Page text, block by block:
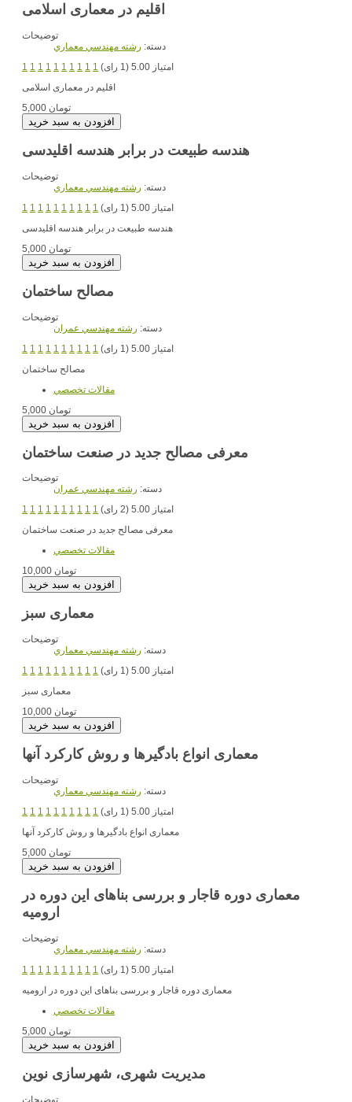
اقلیم در معماری اسلامی
توضیحات
دسته: رشته مهندسي معماري
1 1 1 1 1 1 1 1 1 1
امتیاز 5.00 (1 رای)
5,000 تومان
هندسه طبیعت در برابر هندسه اقلیدسی
توضیحات
دسته: رشته مهندسي معماري
1 1 1 1 1 1 1 1 1 1
امتیاز 5.00 (1 رای)
هندسه طبیعت در برابر هندسه اقلیدسی
5,000 تومان
مصالح ساختمان
توضیحات
دسته: رشته مهندسي عمران
1 1 1 1 1 1 1 1 1 1
امتیاز 5.00 (1 رای)
مقالات تخصصي
5,000 تومان
معرفی مصالح جدید در صنعت ساختمان
توضیحات
دسته: رشته مهندسي عمران
1 1 1 1 1 1 1 1 1 1
امتیاز 5.00 (2 رای)
مقالات تخصصي
10,000 تومان
معماری سبز
توضیحات
دسته: رشته مهندسي معماري
1 1 1 1 1 1 1 1 1 1
امتیاز 5.00 (1 رای)
معماری سبز
10,000 تومان
معماری انواع بادگیرها و روش کارکرد آنها
توضیحات
دسته: رشته مهندسي معماري
1 1 1 1 1 1 1 1 1 1
امتیاز 5.00 (1 رای)
5,000 تومان
معماری دوره قاجار و بررسی بناهای این دوره در
ارومیه
توضیحات
دسته: رشته مهندسي معماري
1 1 1 1 1 1 1 1 1 1
امتیاز 5.00 (1 رای)
مقالات تخصصي
5,000 تومان
مدیریت شهری، شهرسازی نوین
توضیحات